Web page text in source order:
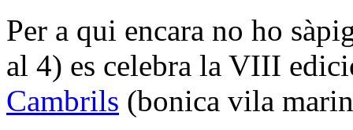
Per a qui encara no ho
al 4) es celebra la VIII
Cambrils (bonica vila